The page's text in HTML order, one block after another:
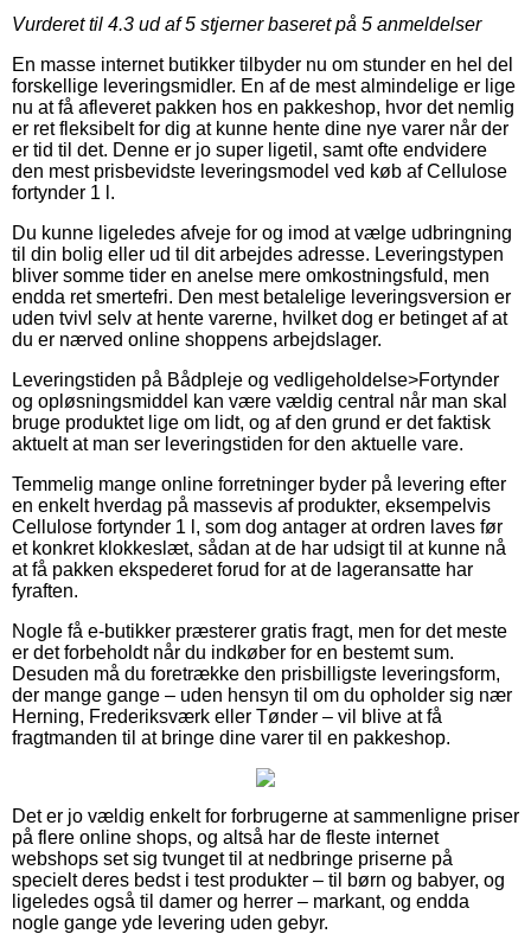
Vurderet til 4.3 ud af 5 stjerner baseret på 5 anmeldelser
En masse internet butikker tilbyder nu om stunder en hel del
forskellige leveringsmidler. En af de mest almindelige er lige
nu at få afleveret pakken hos en pakkeshop, hvor det nemlig
er ret fleksibelt for dig at kunne hente dine nye varer når der
er tid til det. Denne er jo super ligetil, samt ofte endvidere
den mest prisbevidste leveringsmodel ved køb af Cellulose
fortynder 1 l.
Du kunne ligeledes afveje for og imod at vælge udbringning
til din bolig eller ud til dit arbejdes adresse. Leveringstypen
bliver somme tider en anelse mere omkostningsfuld, men
endda ret smertefri. Den mest betalelige leveringsversion er
uden tvivl selv at hente varerne, hvilket dog er betinget af at
du er nærved online shoppens arbejdslager.
Leveringstiden på Bådpleje og vedligeholdelse>Fortynder
og opløsningsmiddel kan være vældig central når man skal
bruge produktet lige om lidt, og af den grund er det faktisk
aktuelt at man ser leveringstiden for den aktuelle vare.
Temmelig mange online forretninger byder på levering efter
en enkelt hverdag på massevis af produkter, eksempelvis
Cellulose fortynder 1 l, som dog antager at ordren laves før
et konkret klokkeslæt, sådan at de har udsigt til at kunne nå
at få pakken ekspederet forud for at de lageransatte har
fyraften.
Nogle få e-butikker præsterer gratis fragt, men for det meste
er det forbeholdt når du indkøber for en bestemt sum.
Desuden må du foretrække den prisbilligste leveringsform,
der mange gange – uden hensyn til om du opholder sig nær
Herning, Frederiksværk eller Tønder – vil blive at få
fragtmanden til at bringe dine varer til en pakkeshop.
Det er jo vældig enkelt for forbrugerne at sammenligne priser
på flere online shops, og altså har de fleste internet
webshops set sig tvunget til at nedbringe priserne på
specielt deres bedst i test produkter – til børn og babyer, og
ligeledes også til damer og herrer – markant, og endda
nogle gange yde levering uden gebyr.